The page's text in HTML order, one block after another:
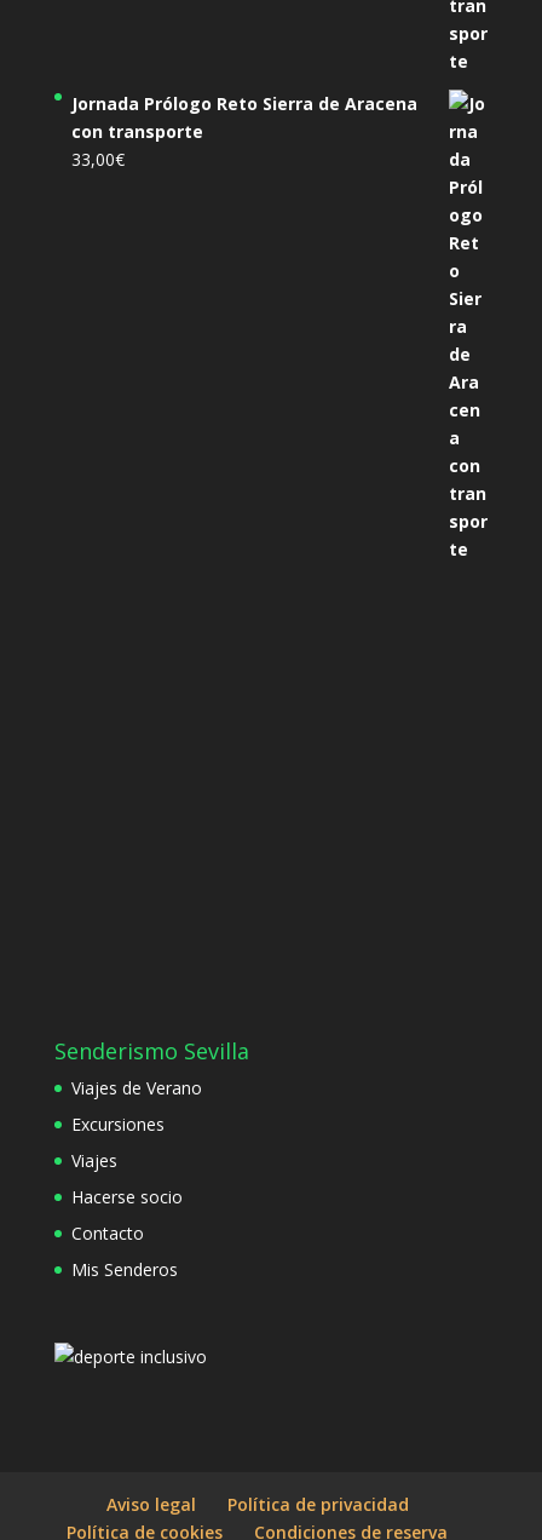
Jornada Prólogo Reto Sierra de Aracena
con transporte
33,00€
Senderismo Sevilla
Viajes de Verano
Excursiones
Viajes
Hacerse socio
Contacto
Mis Senderos
Aviso legal
Política de privacidad
Política de cookies
Condiciones de reserva